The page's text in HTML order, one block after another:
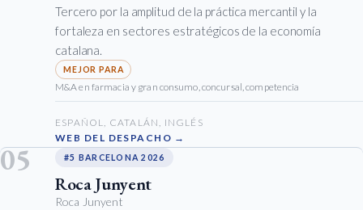
Tercero por la amplitud de la práctica mercantil y la
fortaleza en sectores estratégicos de la economía
catalana.
M&A en farmacia y gran consumo, concursal, competencia
ESPAÑOL, CATALÁN, INGLÉS
WEB DEL DESPACHO →
05 #5 BARCELONA 2026
Roca Junyent
Roca Junyent